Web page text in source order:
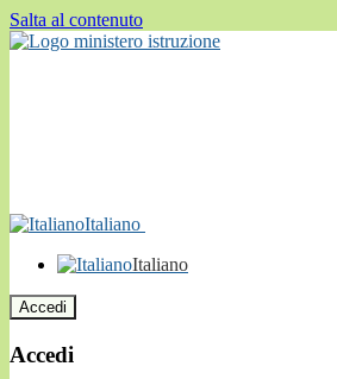
Salta al contenuto
Italiano
Italiano
Accedi
Accedi